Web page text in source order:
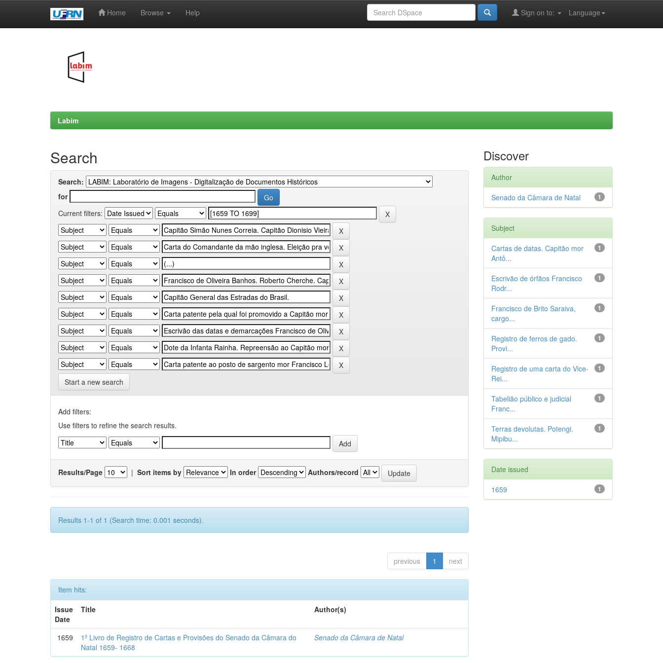
Home Browse Help Language
Sign on to:
Labim
Search
Search:
for
Current filters:
Start a new search
Add filters:
Use filters to refine the search results.
Results/Page | Sort items by In order Authors/record
Results 1-1 of 1 (Search time: 0.001 seconds).
previous 1 next
Item hits:
Issue
Date
Title Author(s)
1659
1º Livro de Registro de Cartas e Provisões do Senado da Câmara do
Natal 1659- 1668
Senado da Câmara de Natal
Discover
Author
1
Senado da Câmara de Natal
Subject
1
Cartas de datas. Capitão mor
Antô...
1
Escrivão de órfãos Francisco
Rodr...
1
Francisco de Brito Saraiva,
cargo...
1
Registro de ferros de gado.
Provi...
1
Registro de uma carta do Vice-
Rei...
1
Tabelião público e judicial
Franc...
1
Terras devolutas. Potengi.
Mipibu...
Date issued
1
1659